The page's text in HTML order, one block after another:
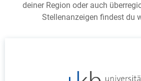
deiner Region oder auch
Stellenanzeigen findest du